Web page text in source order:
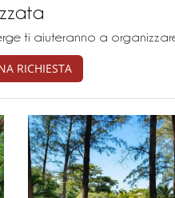
ti aiuteranno a
RICHIESTA